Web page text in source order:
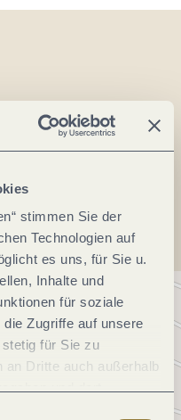
stimmen Sie der
Technologien auf
es uns, für Sie u.
Inhalte und
für soziale
Zugriffe auf unsere
für Sie zu
an Dritte auch außerhalb